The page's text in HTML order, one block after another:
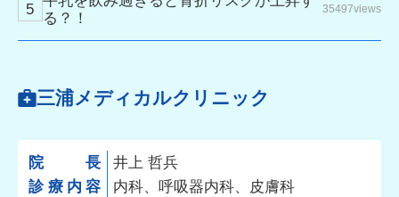
る？！
35497views
三浦メディカルクリニック
院長
井上 哲兵
診療内容
内科、呼吸器内科、皮膚科